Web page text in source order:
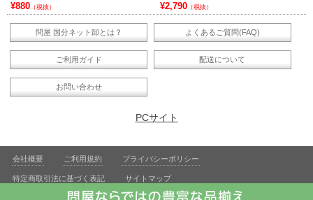
¥880 （税抜） ¥2,790 （税抜）
問屋 国分ネット卸とは？ よくあるご質問(FAQ)
ご利用ガイド 配送について
お問い合わせ
PCサイト
会社概要 ご利用規約 プライバシーポリシー
特定商取引法に基づく表記 サイトマップ